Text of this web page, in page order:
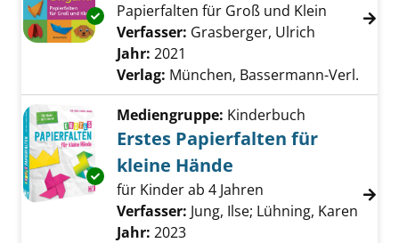
Exemplar-Details von Origami anzeigen
Papierfalten für Groß und Klein
Verfasser: Grasberger, Ulrich
Jahr: 2021
Verlag: München, Bassermann-Verl.
Exemplar-Details von Erstes Papierfalten für
Mediengruppe: Kinderbuch
Erstes Papierfalten für
kleine Hände
für Kinder ab 4 Jahren
Verfasser: Jung, Ilse; Lühning, Karen
Jahr: 2023